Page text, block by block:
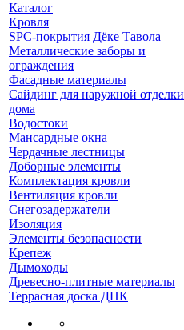
Каталог
Кровля
SPC-покрытия Дёке Тавола
Металлические заборы и
ограждения
Фасадные материалы
Сайдинг для наружной отделки
дома
Водостоки
Мансардные окна
Чердачные лестницы
Доборные элементы
Комплектация кровли
Вентиляция кровли
Снегозадержатели
Изоляция
Элементы безопасности
Крепеж
Дымоходы
Древесно-плитные материалы
Террасная доска ДПК